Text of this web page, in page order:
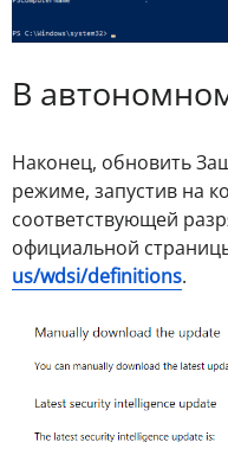
В
Наконец, обновить
режиме, запустив на
соответствующей
официальной
us/wdsi/definitions.